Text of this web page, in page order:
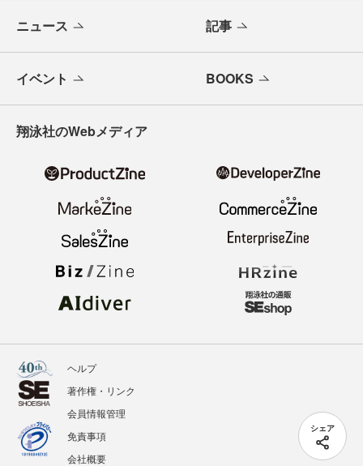
シェア
ニュース 記事
イベント BOOKS
翔泳社のWebメディア
ヘルプ
著作権・リンク
会員情報管理
免責事項
会社概要